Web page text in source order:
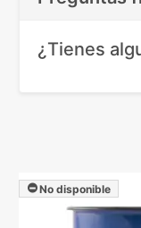
¿Tienes
No disponible